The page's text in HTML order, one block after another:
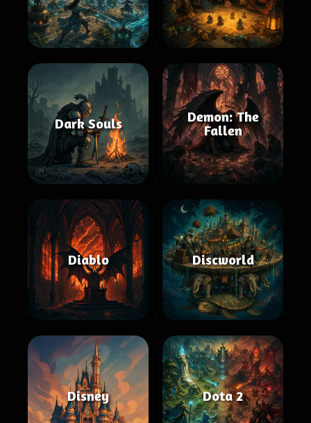
Dark Souls
Demon: The
Fallen
Diablo Discworld
Disney Dota 2